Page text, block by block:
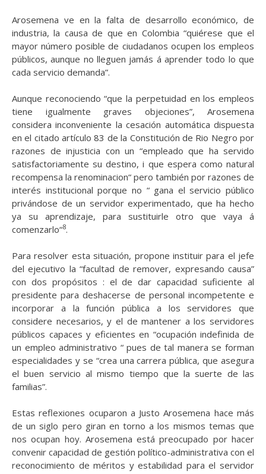
Arosemena ve en la falta de desarrollo económico, de
industria, la causa de que en Colombia “quiérese que el
mayor número posible de ciudadanos ocupen los empleos
públicos, aunque no lleguen jamás á aprender todo lo que
cada servicio demanda”.
Aunque reconociendo “que la perpetuidad en los empleos
tiene igualmente graves objeciones”, Arosemena
considera inconveniente la cesación automática dispuesta
en el citado artículo 83 de la Constitución de Rio Negro por
razones de injusticia con un “empleado que ha servido
satisfactoriamente su destino, i que espera como natural
recompensa la renominacion“ pero también por razones de
interés institucional porque no “ gana el servicio público
privándose de un servidor experimentado, que ha hecho
ya su aprendizaje, para sustituirle otro que vaya á
comenzarlo“8.
Para resolver esta situación, propone instituir para el jefe
del ejecutivo la “facultad de remover, expresando causa”
con dos propósitos : el de dar capacidad suficiente al
presidente para deshacerse de personal incompetente e
incorporar a la función pública a los servidores que
considere necesarios, y el de mantener a los servidores
públicos capaces y eficientes en “ocupación indefinida de
un empleo administrativo “ pues de tal manera se forman
especialidades y se “crea una carrera pública, que asegura
el buen servicio al mismo tiempo que la suerte de las
familias”.
Estas reflexiones ocuparon a Justo Arosemena hace más
de un siglo pero giran en torno a los mismos temas que
nos ocupan hoy. Arosemena estápreocupado por hacer
convenir capacidad de gestión político-administrativa con el
reconocimiento de méritos y estabilidad para el servidor